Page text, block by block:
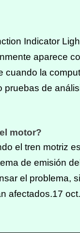
Indicator
aparece
cuando la
pruebas de
motor?
el tren motriz
de emisión
el problema,
afectados.17